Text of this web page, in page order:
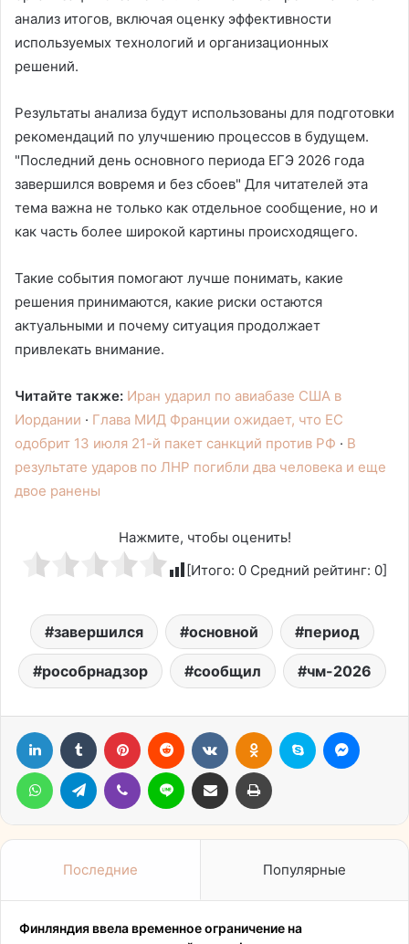
анализ итогов, включая оценку эффективности
используемых технологий и организационных
решений.
Результаты анализа будут использованы для подготовки
рекомендаций по улучшению процессов в будущем.
"Последний день основного периода ЕГЭ 2026 года
завершился вовремя и без сбоев" Для читателей эта
тема важна не только как отдельное сообщение, но и
как часть более широкой картины происходящего.
Такие события помогают лучше понимать, какие
решения принимаются, какие риски остаются
актуальными и почему ситуация продолжает
привлекать внимание.
Читайте также: Иран ударил по авиабазе США в
Иордании · Глава МИД Франции ожидает, что ЕС
одобрит 13 июля 21-й пакет санкций против РФ · В
результате ударов по ЛНР погибли два человека и еще
двое ранены
Нажмите, чтобы оценить!
[Итого: 0 Средний рейтинг: 0]
завершился основной период
рособрнадзор сообщил чм-2026
LinkedIn Tumblr Pinterest Reddit ВконтактеОдноклассники
Skype
WhatsAppTelegram Viber Line Поделиться через электронную почту Печатать
Последние Популярные
Финляндия ввела временное ограничение на